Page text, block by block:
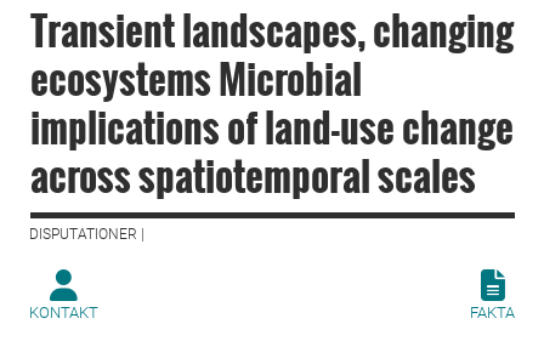
Transient landscapes, changing
ecosystems Microbial
implications of land-use change
across spatiotemporal scales
DISPUTATIONER |
KONTAKT FAKTA